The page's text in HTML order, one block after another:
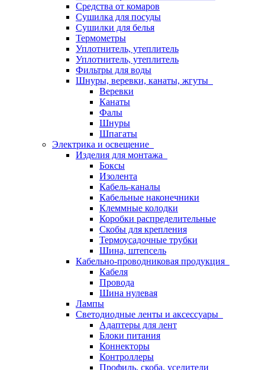
Средства от комаров
Сушилка для посуды
Сушилки для белья
Термометры
Уплотнитель, утеплитель
Уплотнитель, утеплитель
Фильтры для воды
Шнуры, веревки, канаты, жгуты
Веревки
Канаты
Фалы
Шнуры
Шпагаты
Электрика и освещение
Изделия для монтажа
Боксы
Изолента
Кабель-каналы
Кабельные наконечники
Клеммные колодки
Коробки распределительные
Скобы для крепления
Термоусадочные трубки
Шина, штепсель
Кабельно-проводниковая продукция
Кабеля
Провода
Шина нулевая
Лампы
Светодиодные ленты и аксессуары
Адаптеры для лент
Блоки питания
Коннекторы
Контроллеры
Профиль, скоба, уселители